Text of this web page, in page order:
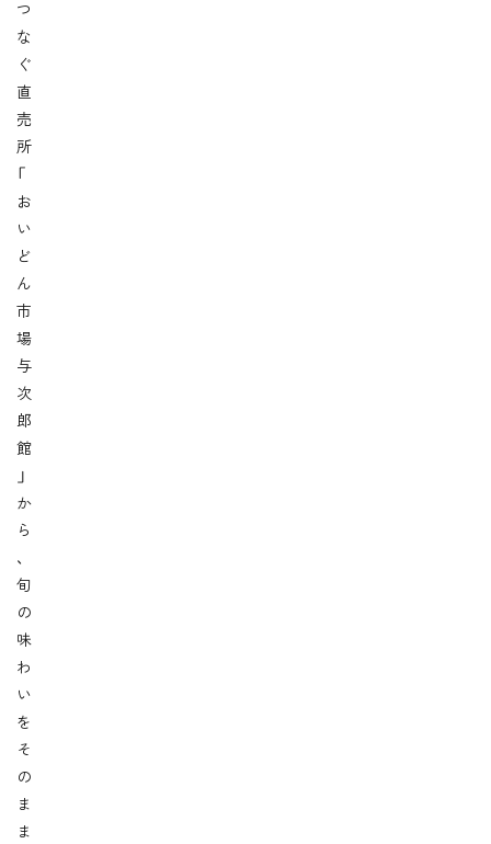
つ
な
ぐ
直
売
所
「
お
い
ど
ん
市
場
与
次
郎
館
」
か
ら
、
旬
の
味
わ
い
を
そ
の
ま
ま